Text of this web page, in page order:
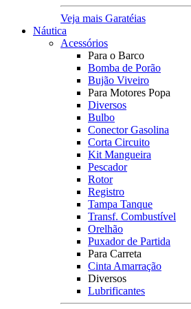
Veja mais Garatéias
Náutica
Acessórios
Para o Barco
Bomba de Porão
Bujão Viveiro
Para Motores Popa
Diversos
Bulbo
Conector Gasolina
Corta Circuito
Kit Mangueira
Pescador
Rotor
Registro
Tampa Tanque
Transf. Combustível
Orelhão
Puxador de Partida
Para Carreta
Cinta Amarração
Diversos
Lubrificantes